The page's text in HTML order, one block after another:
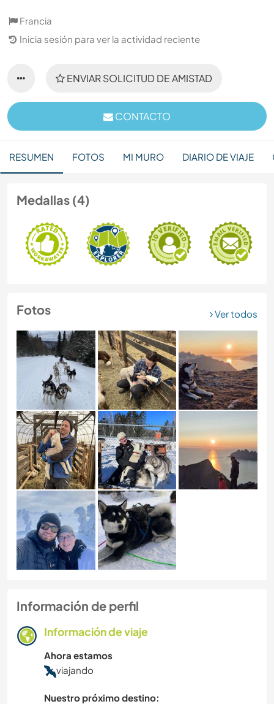
Francia
Inicia sesión para ver la actividad reciente
ENVIAR SOLICITUD DE AMISTAD
CONTACTO
RESUMEN FOTOS MI MURO DIARIO DE VIAJE
Medallas (4)
Fotos Ver todos
Información de perfil
Información de viaje
Ahora estamos
viajando
Nuestro próximo destino: